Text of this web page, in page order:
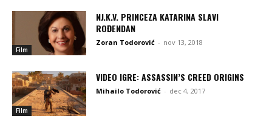
Film
NJ.K.V. PRINCEZA KATARINA SLAVI
ROĐENDAN
Zoran Todorović - nov 13, 2018
Film
VIDEO IGRE: ASSASSIN’S CREED ORIGINS
Mihailo Todorović - dec 4, 2017